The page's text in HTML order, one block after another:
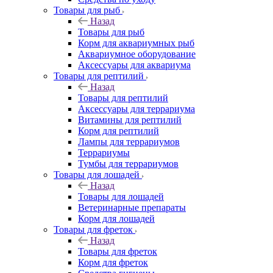
Товары для рыб
Назад
Товары для рыб
Корм для аквариумных рыб
Аквариумное оборудование
Аксессуары для аквариума
Товары для рептилий
Назад
Товары для рептилий
Аксессуары для террариума
Витамины для рептилий
Корм для рептилий
Лампы для террариумов
Террариумы
Тумбы для террариумов
Товары для лошадей
Назад
Товары для лошадей
Ветеринарные препараты
Корм для лошадей
Товары для фреток
Назад
Товары для фреток
Корм для фреток